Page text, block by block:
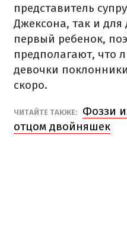
представитель
Джексона, так и
первый ребенок,
предполагают, что
девочки
скоро.
ЧИТАЙТЕ ТАКЖЕ:
Фоззи
отцом двойняшек